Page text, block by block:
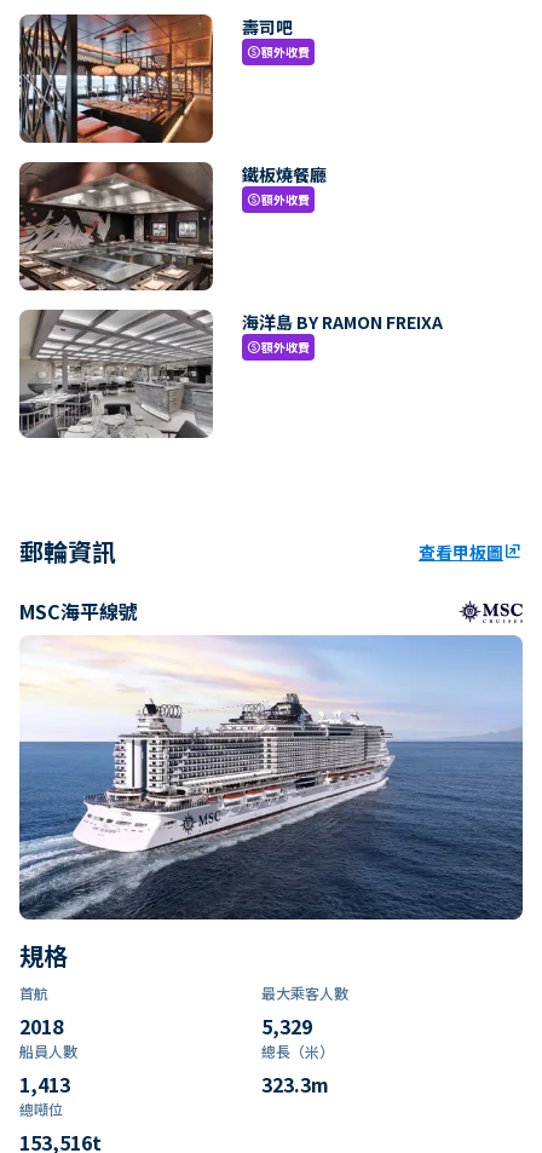
壽司吧
paid額外收費
鐵板燒餐廳
paid額外收費
海洋島 BY RAMON FREIXA
paid額外收費
郵輪資訊 查看甲板圖ungroup
MSC海平線號
規格
首航
2018
最大乘客人數
5,329
船員人數
1,413
總長（米）
323.3m
總噸位
153,516t